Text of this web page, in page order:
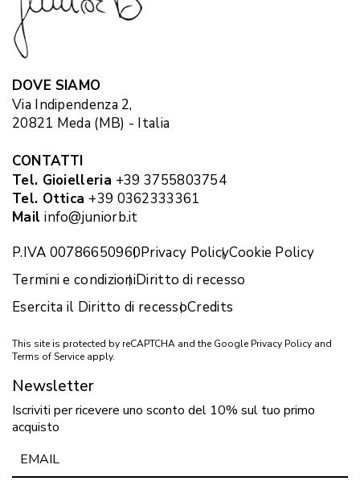
DOVE SIAMO
Via Indipendenza 2,
20821 Meda (MB) - Italia
CONTATTI
Tel. Gioielleria +39 3755803754
Tel. Ottica +39 0362333361
Mail info@juniorb.it
P.IVA 00786650960Privacy PolicyCookie Policy
Termini e condizioniDiritto di recesso
Esercita il Diritto di recessoCredits
This site is protected by reCAPTCHA and the Google Privacy Policy and
Terms of Service apply.
Newsletter
Iscriviti per ricevere uno sconto del 10% sul tuo primo
acquisto